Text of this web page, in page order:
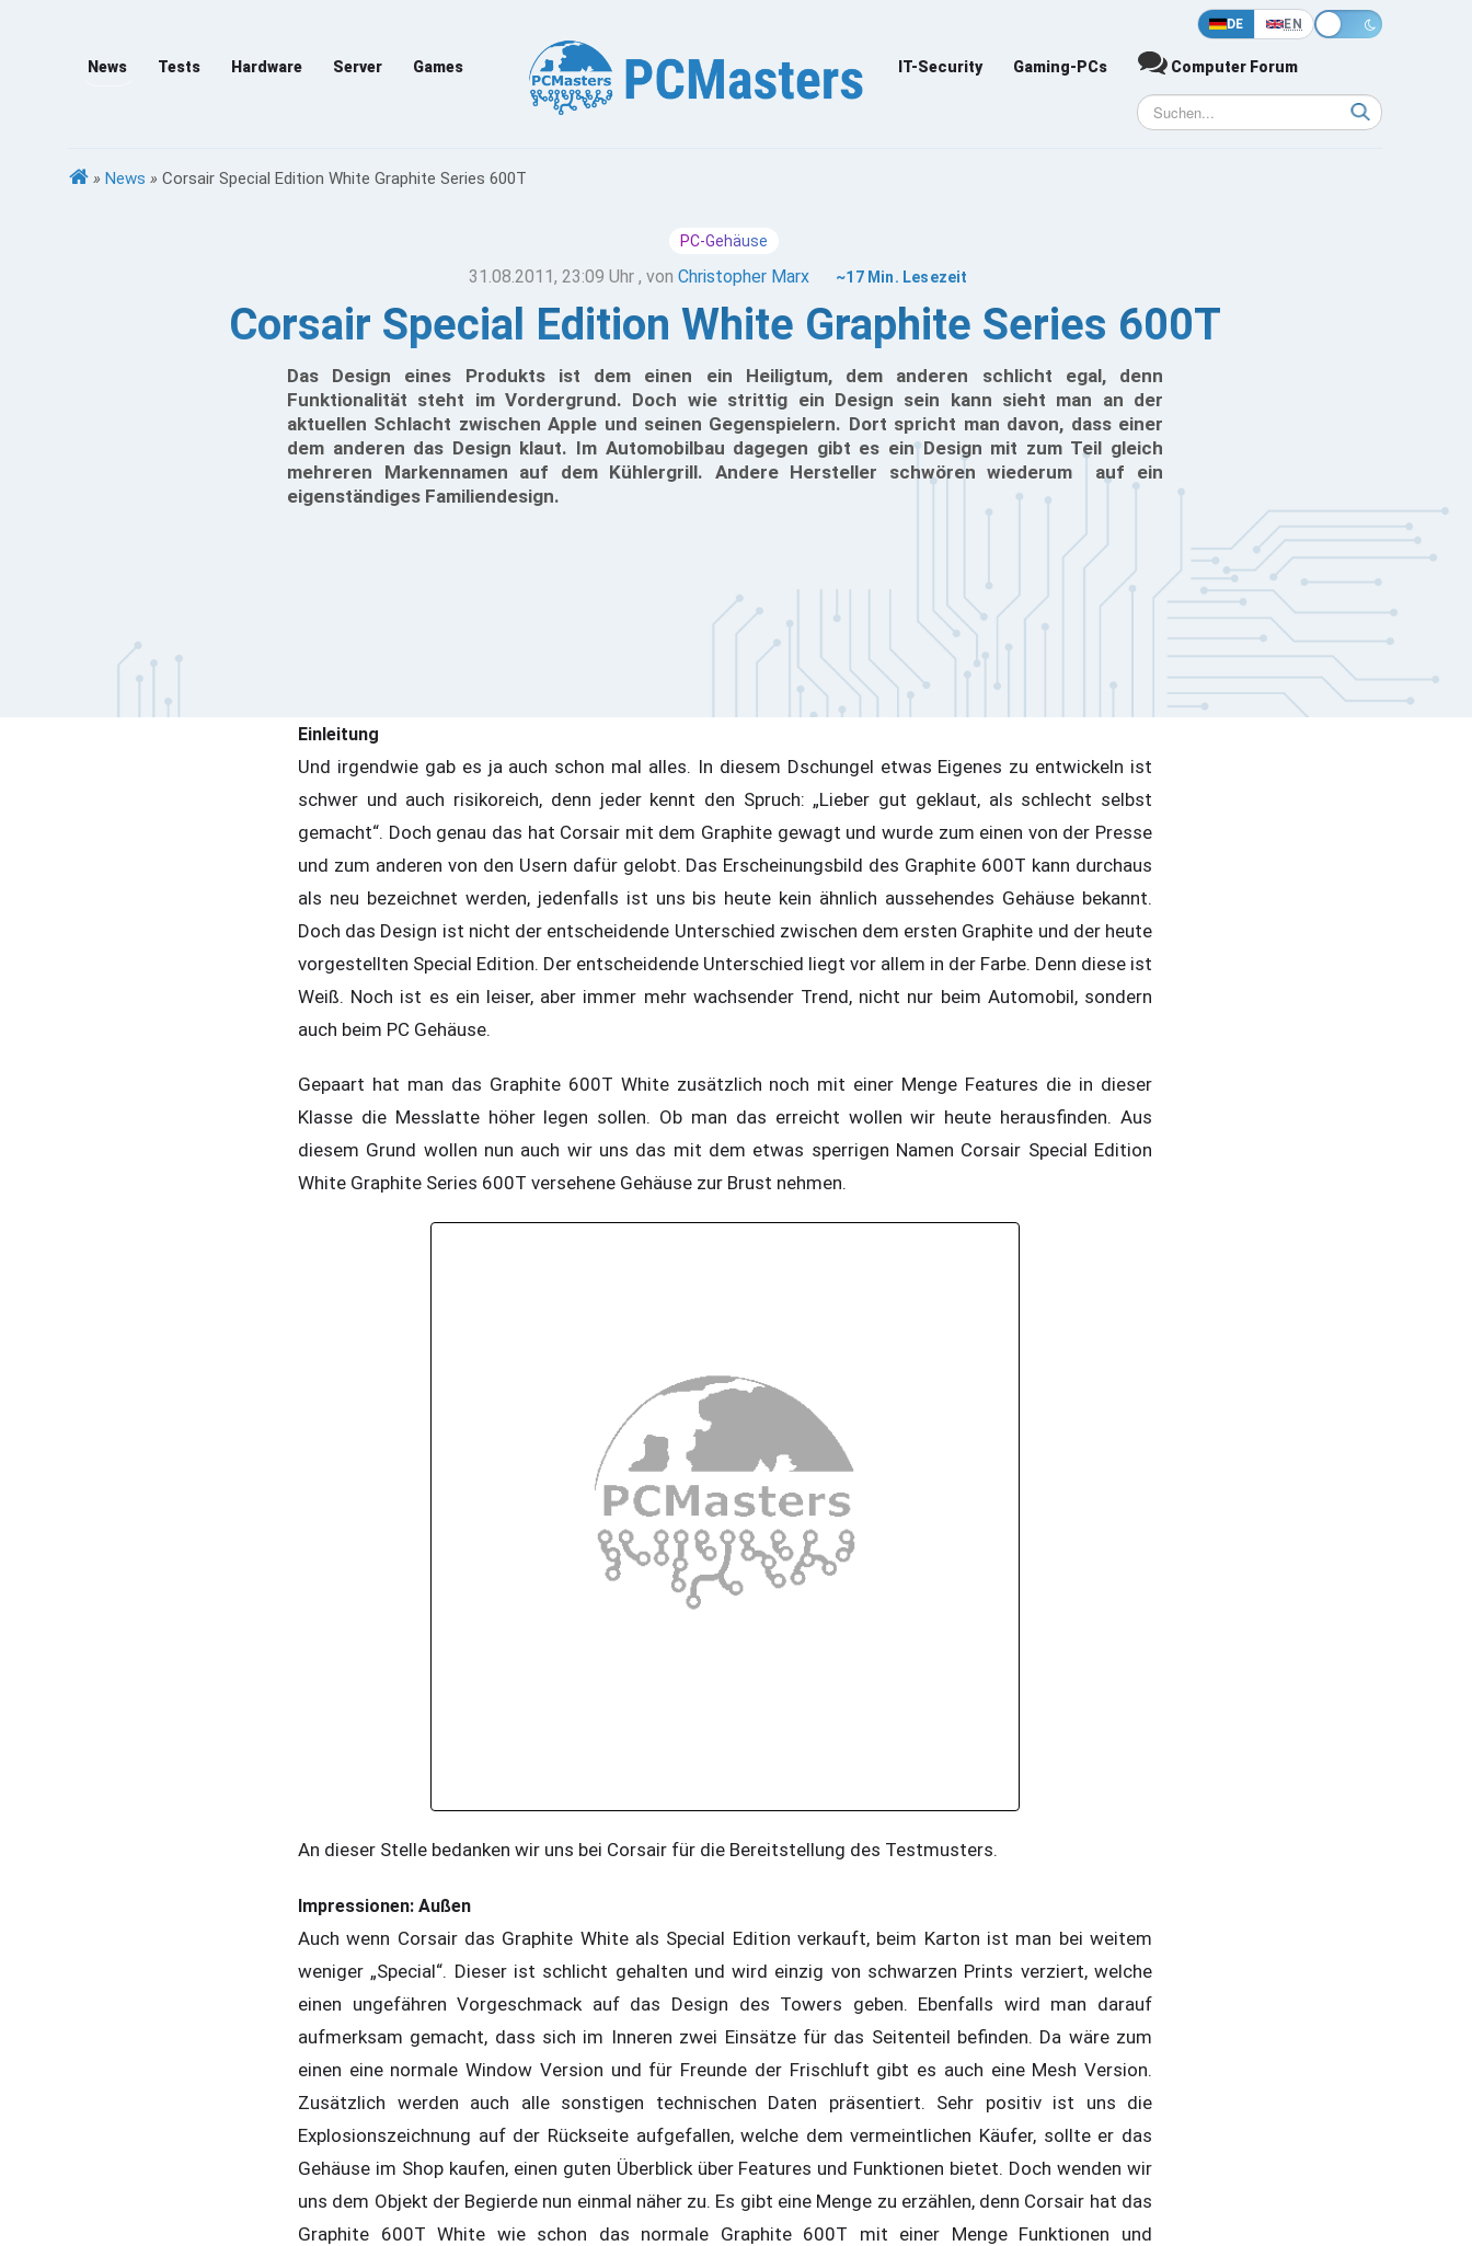
DE EN
News Tests Hardware Server Games IT-Security Gaming-PCs Computer Forum
» News » Corsair Special Edition White Graphite Series 600T
PC-Gehäuse
31.08.2011, 23:09 Uhr , vonChristopher Marx ~17 Min. Lesezeit
Corsair Special Edition White Graphite Series 600T
Das Design eines Produkts ist dem einen ein Heiligtum, dem anderen schlicht egal, denn
Funktionalität steht im Vordergrund. Doch wie strittig ein Design sein kann sieht man an der
aktuellen Schlacht zwischen Apple und seinen Gegenspielern. Dort spricht man davon, dass einer
dem anderen das Design klaut. Im Automobilbau dagegen gibt es ein Design mit zum Teil gleich
mehreren Markennamen auf dem Kühlergrill. Andere Hersteller schwören wiederum auf ein
eigenständiges Familiendesign.
Einleitung
Und irgendwie gab es ja auch schon mal alles. In diesem Dschungel etwas Eigenes zu entwickeln ist
schwer und auch risikoreich, denn jeder kennt den Spruch: „Lieber gut geklaut, als schlecht selbst
gemacht“. Doch genau das hat Corsair mit dem Graphite gewagt und wurde zum einen von der Presse
und zum anderen von den Usern dafür gelobt. Das Erscheinungsbild des Graphite 600T kann durchaus
als neu bezeichnet werden, jedenfalls ist uns bis heute kein ähnlich aussehendes Gehäuse bekannt.
Doch das Design ist nicht der entscheidende Unterschied zwischen dem ersten Graphite und der heute
vorgestellten Special Edition. Der entscheidende Unterschied liegt vor allem in der Farbe. Denn diese ist
Weiß. Noch ist es ein leiser, aber immer mehr wachsender Trend, nicht nur beim Automobil, sondern
auch beim PC Gehäuse.
Gepaart hat man das Graphite 600T White zusätzlich noch mit einer Menge Features die in dieser
Klasse die Messlatte höher legen sollen. Ob man das erreicht wollen wir heute herausfinden. Aus
diesem Grund wollen nun auch wir uns das mit dem etwas sperrigen Namen Corsair Special Edition
White Graphite Series 600T versehene Gehäuse zur Brust nehmen.
An dieser Stelle bedanken wir uns bei Corsair für die Bereitstellung des Testmusters.
Impressionen: Außen
Auch wenn Corsair das Graphite White als Special Edition verkauft, beim Karton ist man bei weitem
weniger „Special“. Dieser ist schlicht gehalten und wird einzig von schwarzen Prints verziert, welche
einen ungefähren Vorgeschmack auf das Design des Towers geben. Ebenfalls wird man darauf
aufmerksam gemacht, dass sich im Inneren zwei Einsätze für das Seitenteil befinden. Da wäre zum
einen eine normale Window Version und für Freunde der Frischluft gibt es auch eine Mesh Version.
Zusätzlich werden auch alle sonstigen technischen Daten präsentiert. Sehr positiv ist uns die
Explosionszeichnung auf der Rückseite aufgefallen, welche dem vermeintlichen Käufer, sollte er das
Gehäuse im Shop kaufen, einen guten Überblick über Features und Funktionen bietet. Doch wenden wir
uns dem Objekt der Begierde nun einmal näher zu. Es gibt eine Menge zu erzählen, denn Corsair hat das
Graphite 600T White wie schon das normale Graphite 600T mit einer Menge Funktionen und